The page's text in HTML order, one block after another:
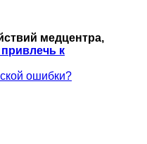
медцентра,
привлечь к
ошибки?